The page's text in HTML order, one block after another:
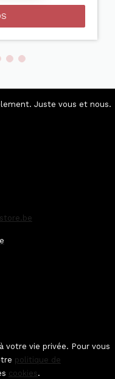
Juste vous et nous.
votre vie privée. Pour vous
politique de
cookies.